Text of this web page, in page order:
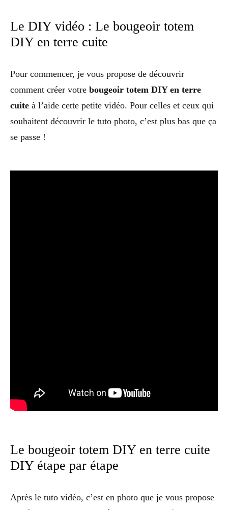
Le DIY vidéo : Le bougeoir totem
DIY en terre cuite
Pour commencer, je vous propose de découvrir
comment créer votre bougeoir totem DIY en terre
cuite à l’aide cette petite vidéo. Pour celles et ceux qui
souhaitent découvrir le tuto photo, c’est plus bas que ça
se passe !
Le bougeoir totem DIY en terre cuite
DIY étape par étape
Après le tuto vidéo, c’est en photo que je vous propose